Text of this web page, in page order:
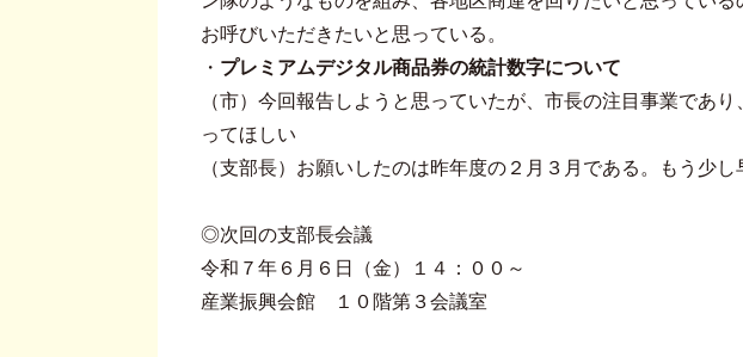
お呼びいただきたいと思っている。
・ プレミアムデジタル商品券の統計数字について
（市）今回報告しようと思っていたが、市長の注目事業であ
ってほしい
（支部長）お願いしたのは昨年度の２月３月である。もう少
◎次回の支部長会議
令和７年６月６日（金）１４：００～
産業振興会館 １０階第３会議室